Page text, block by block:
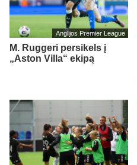
Anglijos Premier League
M. Ruggeri persikels į
„Aston Villa“ ekipą